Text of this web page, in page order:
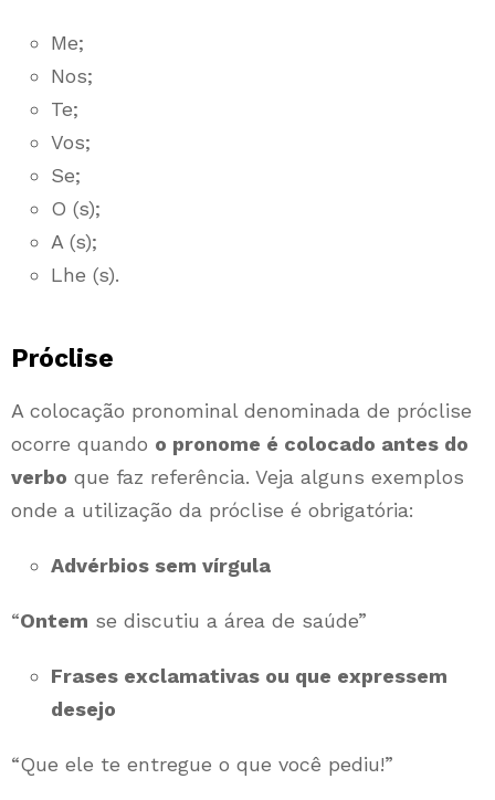
Me;
Nos;
Te;
Vos;
Se;
O (s);
A (s);
Lhe (s).
Próclise
A colocação pronominal denominada de próclise
ocorre quando o pronome é colocado antes do
verbo que faz referência. Veja alguns exemplos
onde a utilização da próclise é obrigatória:
Advérbios sem vírgula
“Ontem se discutiu a área de saúde”
Frases exclamativas ou que expressem
desejo
“Que ele te entregue o que você pediu!”